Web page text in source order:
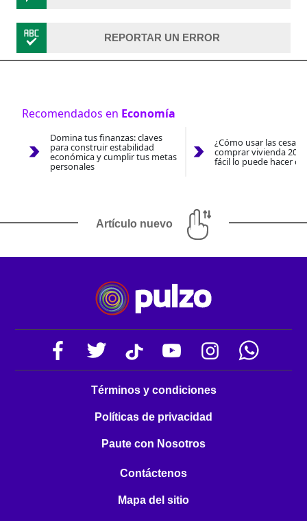
REPORTAR UN ERROR
Recomendados en Economía
Domina tus finanzas: claves
para construir estabilidad
económica y cumplir tus metas
personales
¿Cómo usar las
comprar vivienda
fácil lo puede hacer
Artículo nuevo
Términos y condiciones
Políticas de privacidad
Paute con Nosotros
Contáctenos
Mapa del sitio